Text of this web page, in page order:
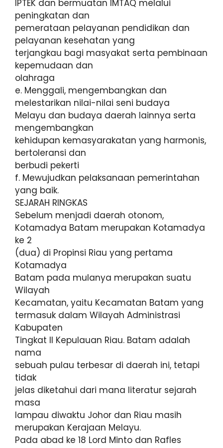
IPTEK dan bermuatan IMTAQ melalui
peningkatan dan
pemerataan pelayanan pendidikan dan
pelayanan kesehatan yang
terjangkau bagi masyakat serta pembinaan
kepemudaan dan
olahraga
e. Menggali, mengembangkan dan
melestarikan nilai-nilai seni budaya
Melayu dan budaya daerah lainnya serta
mengembangkan
kehidupan kemasyarakatan yang harmonis,
bertoleransi dan
berbudi pekerti
f. Mewujudkan pelaksanaan pemerintahan
yang baik.
SEJARAH RINGKAS
Sebelum menjadi daerah otonom,
Kotamadya Batam merupakan Kotamadya
ke 2
(dua) di Propinsi Riau yang pertama
Kotamadya
Batam pada mulanya merupakan suatu
Wilayah
Kecamatan, yaitu Kecamatan Batam yang
termasuk dalam Wilayah Administrasi
Kabupaten
Tingkat II Kepulauan Riau. Batam adalah
nama
sebuah pulau terbesar di daerah ini, tetapi
tidak
jelas diketahui dari mana literatur sejarah
masa
lampau diwaktu Johor dan Riau masih
merupakan Kerajaan Melayu.
Pada abad ke 18 Lord Minto dan Rafles